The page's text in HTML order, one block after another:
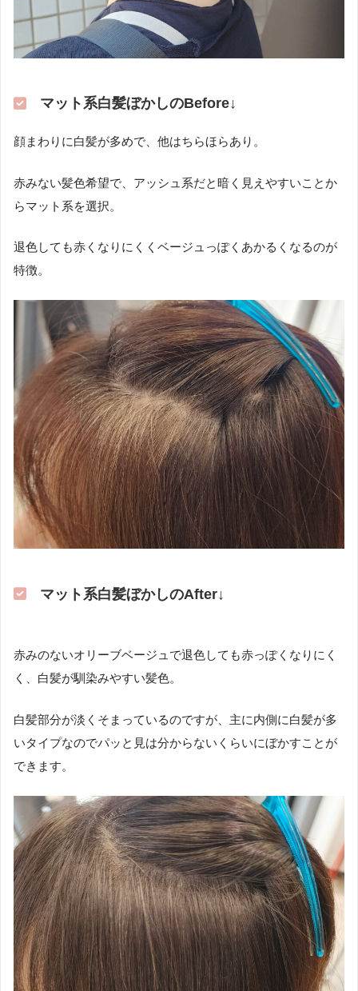
マット系白髪ぼかしのBefore↓
顔まわりに白髪が多めで、他はちらほらあり。
赤みない髪色希望で、アッシュ系だと暗く見えやすいことか
らマット系を選択。
退色しても赤くなりにくくベージュっぽくあかるくなるのが
特徴。
マット系白髪ぼかしのAfter↓
赤みのないオリーブベージュで退色しても赤っぽくなりにく
く、白髪が馴染みやすい髪色。
白髪部分が淡くそまっているのですが、主に内側に白髪が多
いタイプなのでパッと見は分からないくらいにぼかすことが
できます。